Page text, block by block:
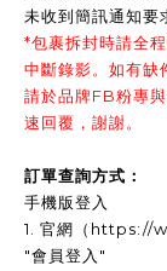
未收到簡訊通知要
*包裹拆封時請全
中斷錄影。如有缺
請於品牌FB粉專
速回覆，謝謝。
訂單查詢方式：
手機版登入
1. 官網（https://
"會員登入"